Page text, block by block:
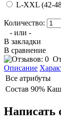
L-XXL (42-
Количество:
- или -
В закладки
В сравнение
Описание
Все атрибуты
Состав 90%
Написать